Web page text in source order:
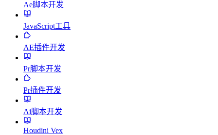
Ae脚本开发
JavaScript工具
AE插件开发
Pr脚本开发
Pr插件开发
Ai脚本开发
Houdini Vex